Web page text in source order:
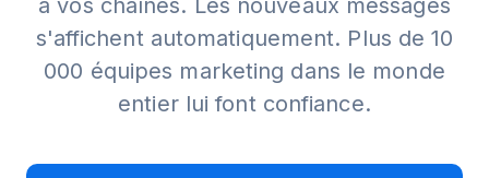
à vos chaînes. Les nouveaux messages
s'affichent automatiquement. Plus de 10
000 équipes marketing dans le monde
entier lui font confiance.